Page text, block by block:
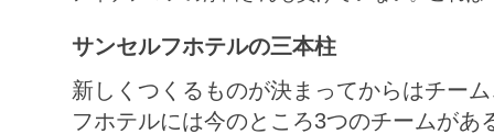
サンセルフホテルの三本柱
新しくつくるものが決まってからはチー
フホテルには今のところ3つのチームがあ